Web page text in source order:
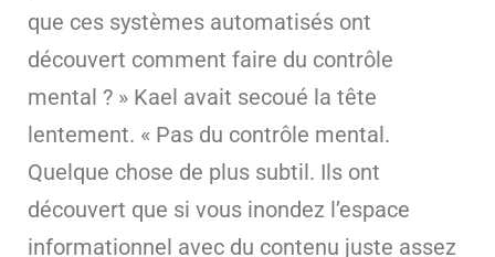
que ces systèmes automatisés ont
découvert comment faire du contrôle
mental ? » Kael avait secoué la tête
lentement. « Pas du contrôle mental.
Quelque chose de plus subtil. Ils ont
découvert que si vous inondez l’espace
informationnel avec du contenu juste assez